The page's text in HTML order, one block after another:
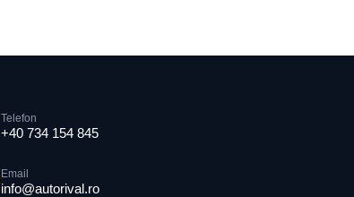
Telefon
+40 734 154 845
Email
info@autorival.ro